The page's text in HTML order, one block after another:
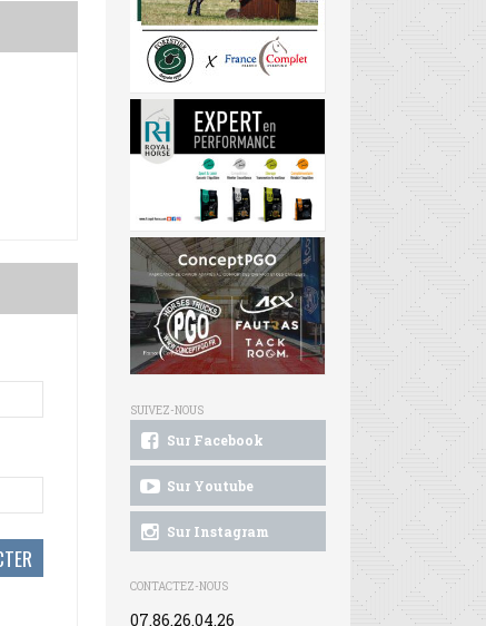
SUIVEZ-NOUS
Sur Facebook
Sur Youtube
Sur Instagram
CONTACTEZ-NOUS
07.86.26.04.26